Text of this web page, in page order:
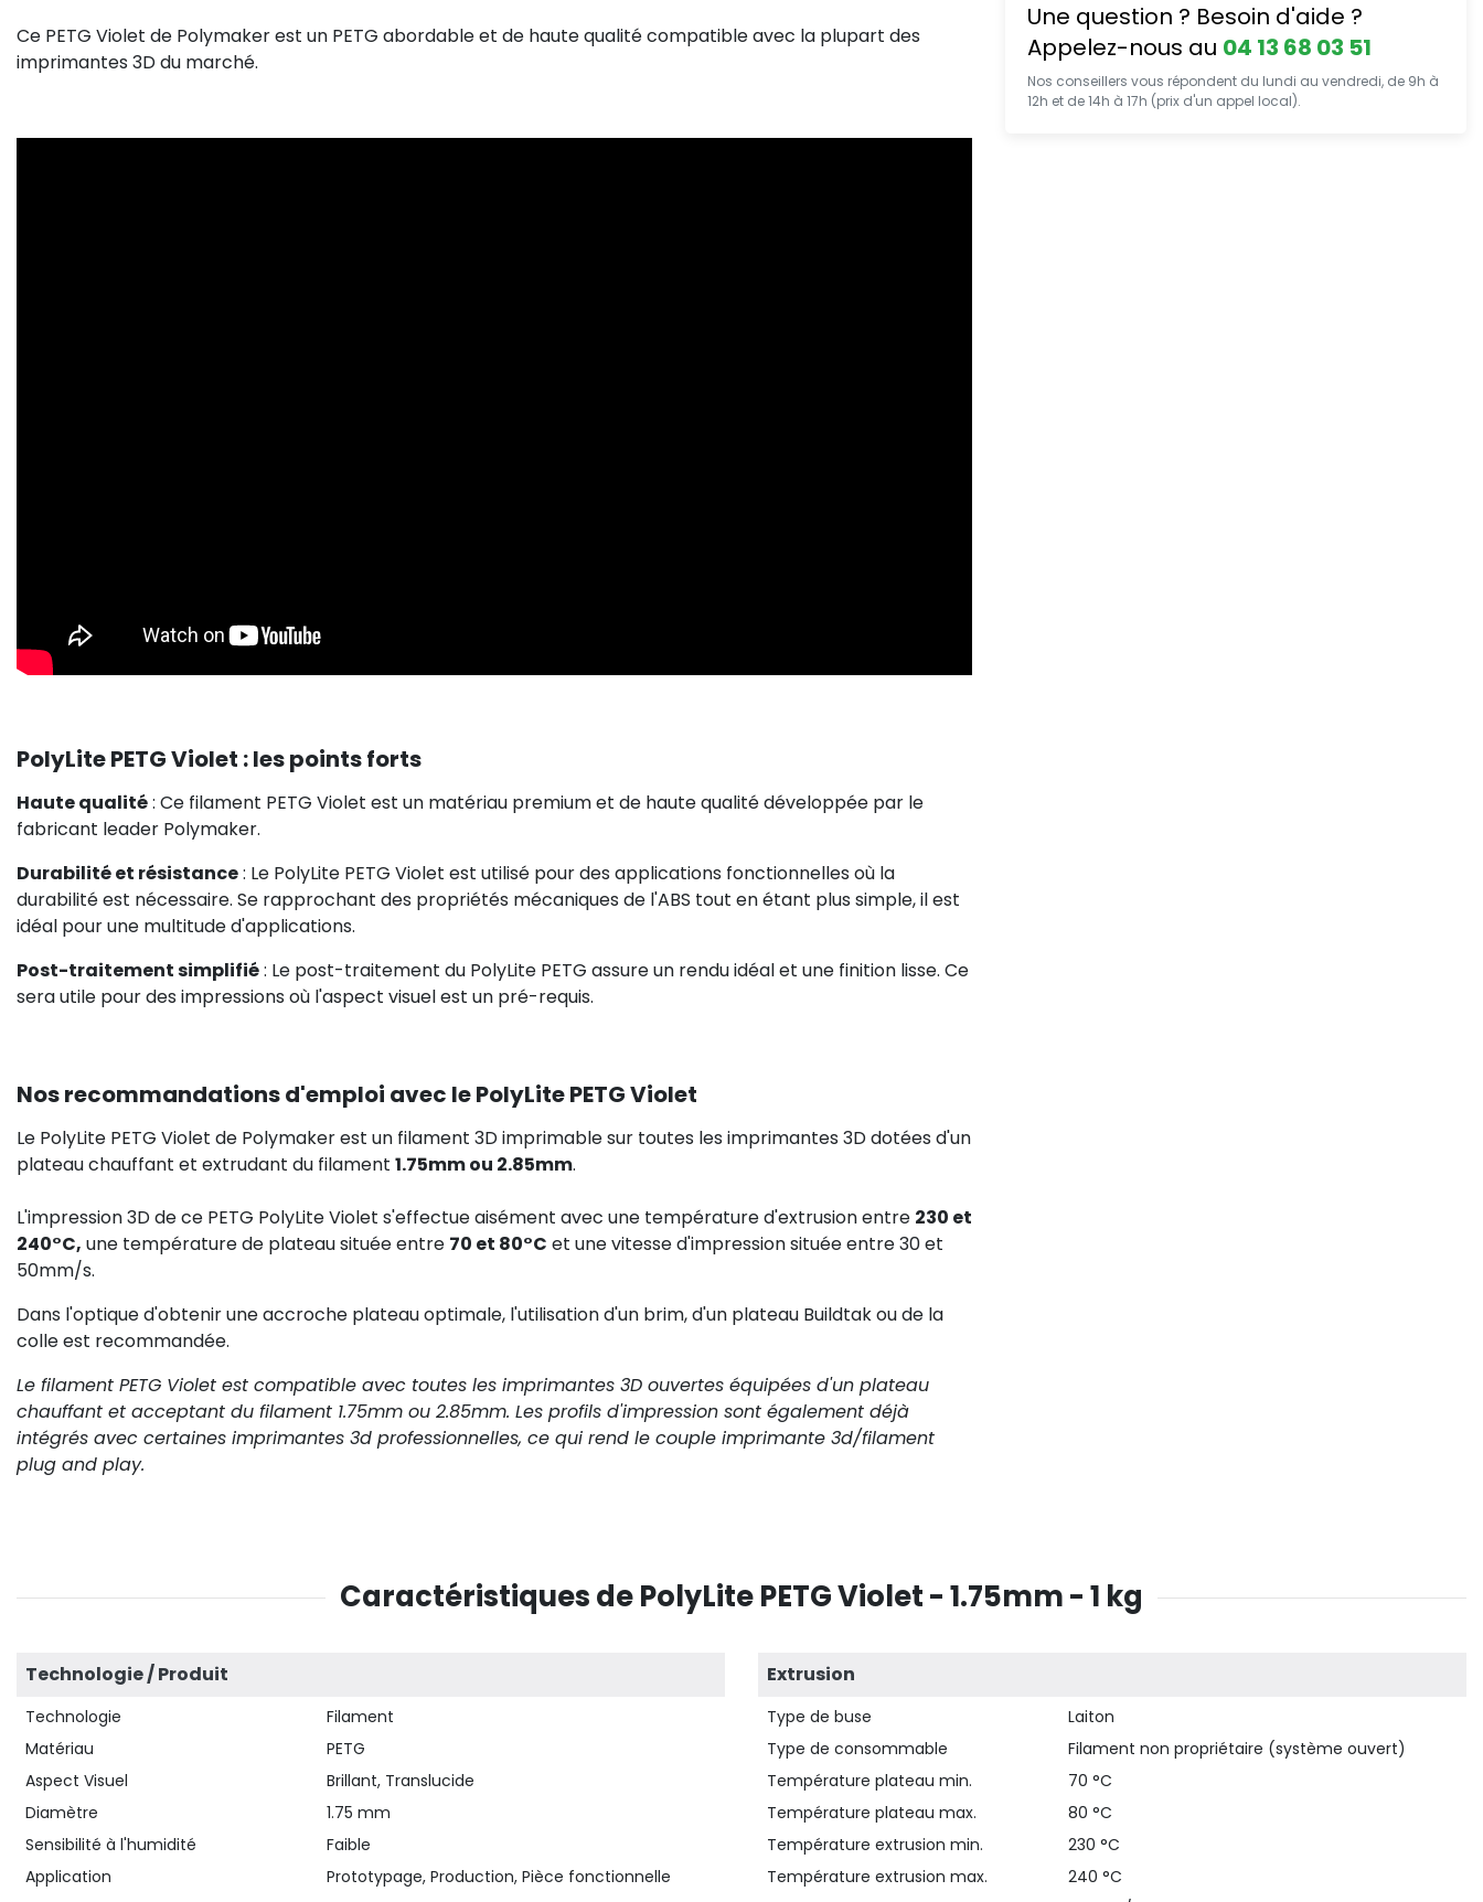
Ce PETG Violet de Polymaker est un PETG abordable et de haute qualité compatible avec la plupart des
imprimantes 3D du marché.
PolyLite PETG Violet : les points forts
Haute qualité: Ce filament PETG Violet est un matériau premium et de haute qualité développée par le
fabricant leader Polymaker.
Durabilité et résistance: Le PolyLite PETG Violet est utilisé pour des applications fonctionnelles où la
durabilité est nécessaire. Se rapprochant des propriétés mécaniques de l'ABS tout en étant plus simple, il est
idéal pour une multitude d'applications.
Post-traitement simplifié: Le post-traitement du PolyLite PETG assure un rendu idéal et une finition lisse. Ce
sera utile pour des impressions où l'aspect visuel est un pré-requis.
Nos recommandations d'emploi avec le PolyLite PETG Violet
Le PolyLite PETG Violet de Polymaker est un filament 3D imprimable sur toutes les imprimantes 3D dotées d'un
plateau chauffant et extrudant du filament 1.75mm ou 2.85mm.
L'impression 3D de ce PETG PolyLite Violet s'effectue aisément avec une température d'extrusion entre 230 et
240°C, une température de plateau située entre 70 et 80°C et une vitesse d'impression située entre 30 et
50mm/s.
Dans l'optique d'obtenir une accroche plateau optimale, l'utilisation d'un brim, d'un plateau Buildtak ou de la
colle est recommandée.
Le filament PETG Violet est compatible avec toutes les imprimantes 3D ouvertes équipées d'un plateau
chauffant et acceptant du filament 1.75mm ou 2.85mm. Les profils d'impression sont également déjà
intégrés avec certaines imprimantes 3d professionnelles, ce qui rend le couple imprimante 3d/filament
plug and play.
Une question ? Besoin d'aide ?
Appelez-nous au 04 13 68 03 51
Nos conseillers vous répondent du lundi au vendredi, de 9h à
12h et de 14h à 17h (prix d'un appel local).
Caractéristiques de PolyLite PETG Violet - 1.75mm - 1 kg
Technologie / Produit
Technologie
Filament
Matériau
PETG
Aspect Visuel
Brillant, Translucide
Diamètre
1.75 mm
Sensibilité à l'humidité
Faible
Application
Prototypage, Production, Pièce fonctionnelle
Extrusion
Type de buse
Laiton
Type de consommable
Filament non propriétaire (système ouvert)
Température plateau min.
70 °C
Température plateau max.
80 °C
Température extrusion min.
230 °C
Température extrusion max.
240 °C